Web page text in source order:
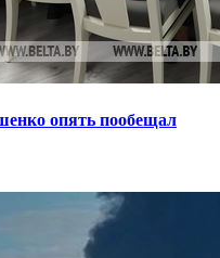
опять пообещал